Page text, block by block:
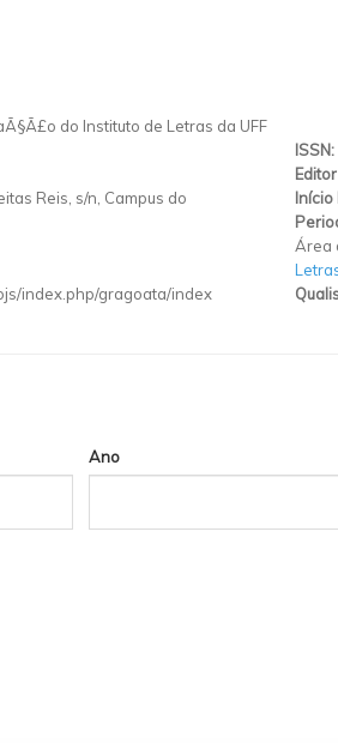
do Instituto de Letras da UFF
Reis, s/n, Campus do
index.php/gragoata/index
ISSN:
Início
Área
Ano